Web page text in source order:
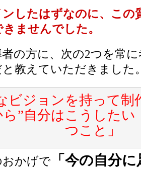
したはずなのに、この
ませんでした。
の方に、次の2つを常
教えていただきました
ビジョンを持って
ら”自分はこうした
つこと」
おかげで
「今の自分